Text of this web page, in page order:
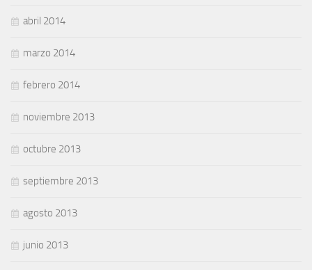
abril 2014
marzo 2014
febrero 2014
noviembre 2013
octubre 2013
septiembre 2013
agosto 2013
junio 2013